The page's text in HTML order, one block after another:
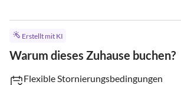
Erstellt mit KI
Warum dieses Zuhause buchen?
Flexible Stornierungsbedingungen